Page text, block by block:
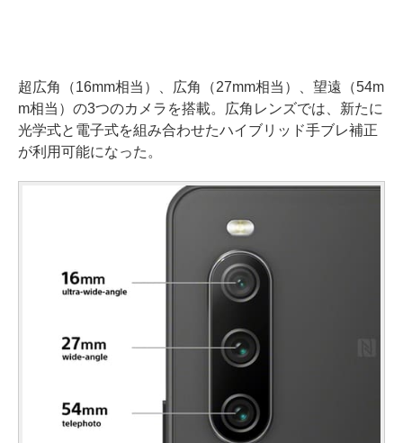
超広角（16mm相当）、広角（27mm相当）、望遠（54m
m相当）の3つのカメラを搭載。広角レンズでは、新たに
光学式と電子式を組み合わせたハイブリッド手ブレ補正
が利用可能になった。